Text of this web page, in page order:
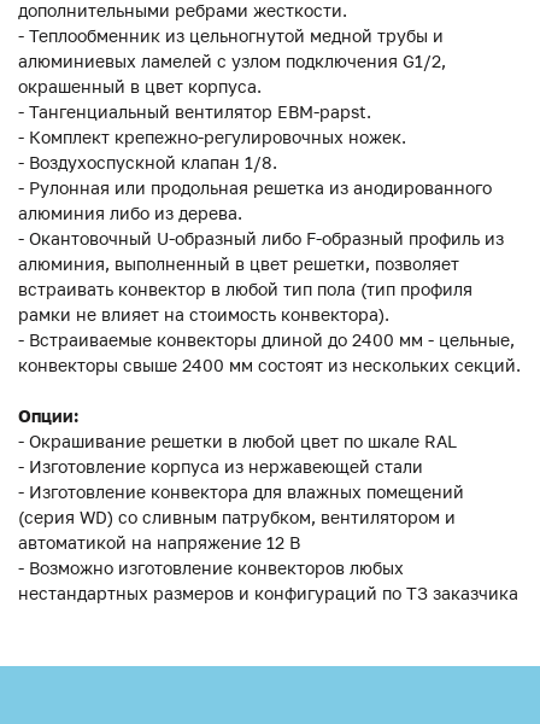
дополнительными ребрами жесткости.
- Теплообменник из цельногнутой медной трубы и
алюминиевых ламелей с узлом подключения G1/2,
окрашенный в цвет корпуса.
- Тангенциальный вентилятор EBM-papst.
- Комплект крепежно-регулировочных ножек.
- Воздухоспускной клапан 1/8.
- Рулонная или продольная решетка из анодированного
алюминия либо из дерева.
- Окантовочный U-образный либо F-образный профиль из
алюминия, выполненный в цвет решетки, позволяет
встраивать конвектор в любой тип пола (тип профиля
рамки не влияет на стоимость конвектора).
- Встраиваемые конвекторы длиной до 2400 мм - цельные,
конвекторы свыше 2400 мм состоят из нескольких секций.
Опции:
- Окрашивание решетки в любой цвет по шкале RAL
- Изготовление корпуса из нержавеющей стали
- Изготовление конвектора для влажных помещений
(серия WD) со сливным патрубком, вентилятором и
автоматикой на напряжение 12 В
- Возможно изготовление конвекторов любых
нестандартных размеров и конфигураций по ТЗ заказчика